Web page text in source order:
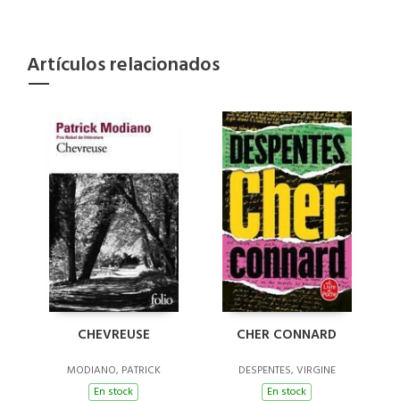
Artículos relacionados
CHEVREUSE
MODIANO, PATRICK
En stock
CHER CONNARD
DESPENTES, VIRGINE
En stock